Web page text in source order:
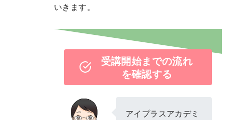
いきます。
受講開始までの流れ
を確認する
アイプラスアカデミ